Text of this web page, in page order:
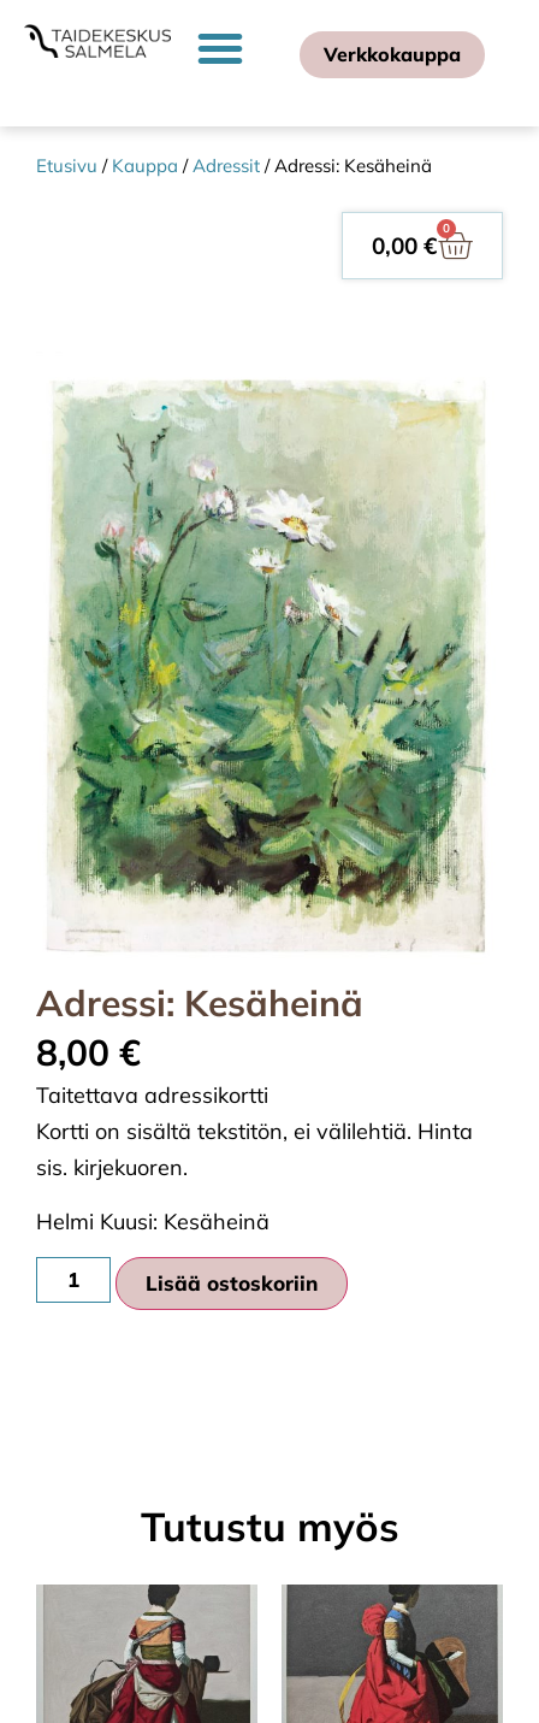
Verkkokauppa
Etusivu / Kauppa /Adressit / Adressi: Kesäheinä
0,00 €
0
Adressi: Kesäheinä
8,00 €
Taitettava adressikortti
Kortti on sisältä tekstitön, ei välilehtiä. Hinta
sis. kirjekuoren.
Helmi Kuusi: Kesäheinä
Lisää ostoskoriin
Tutustu myös